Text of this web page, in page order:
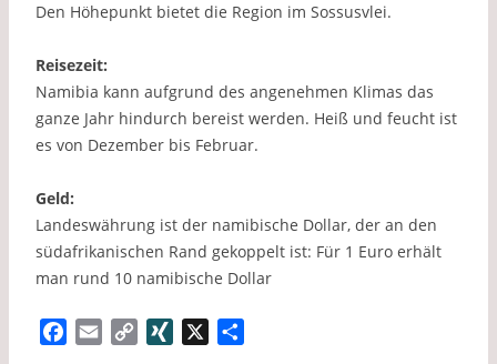
Den Höhepunkt bietet die Region im Sossusvlei.
Reisezeit:
Namibia kann aufgrund des angenehmen Klimas das
ganze Jahr hindurch bereist werden. Heiß und feucht ist
es von Dezember bis Februar.
Geld:
Landeswährung ist der namibische Dollar, der an den
südafrikanischen Rand gekoppelt ist: Für 1 Euro erhält
man rund 10 namibische Dollar